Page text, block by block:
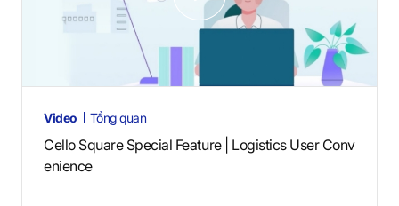
s
Video Tổng quan
Cello Square Special Feature | Logistics User Conv
enience